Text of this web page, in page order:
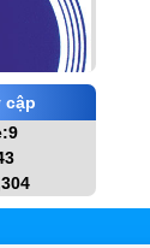
cập